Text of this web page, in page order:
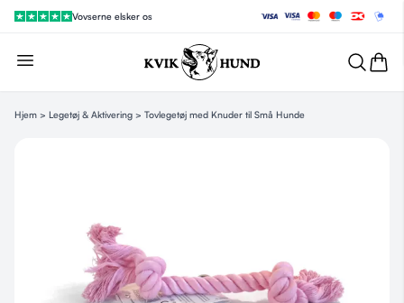
Vovserne elsker os
Hjem > Legetøj & Aktivering > Tovlegetøj med Knuder til Små Hunde